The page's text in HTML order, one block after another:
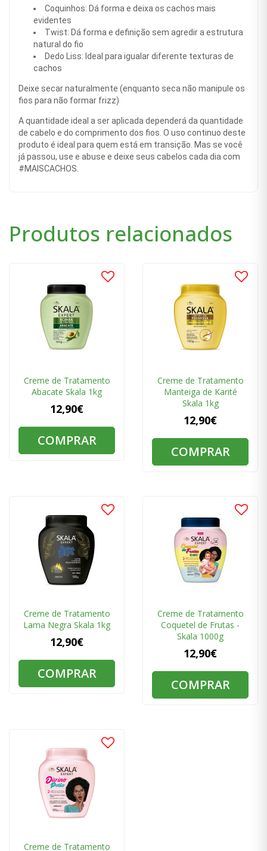
Coquinhos: Dá forma e deixa os cachos mais
evidentes
Twist: Dá forma e definição sem agredir a estrutura
natural do fio
Dedo Liss: Ideal para igualar diferente texturas de
cachos
Deixe secar naturalmente (enquanto seca não manipule os
fios para não formar frizz)
A quantidade ideal a ser aplicada dependerá da quantidade
de cabelo e do comprimento dos fios. O uso continuo deste
produto é ideal para quem está em transição. Mas se você
já passou, use e abuse e deixe seus cabelos cada dia com
#MAISCACHOS.
Produtos relacionados
Creme de Tratamento
Abacate Skala 1kg
12,90€
COMPRAR
Creme de Tratamento
Manteiga de Karité
Skala 1kg
12,90€
COMPRAR
Creme de Tratamento
Lama Negra Skala 1kg
12,90€
COMPRAR
Creme de Tratamento
Coquetel de Frutas -
Skala 1000g
12,90€
COMPRAR
Creme de Tratamento